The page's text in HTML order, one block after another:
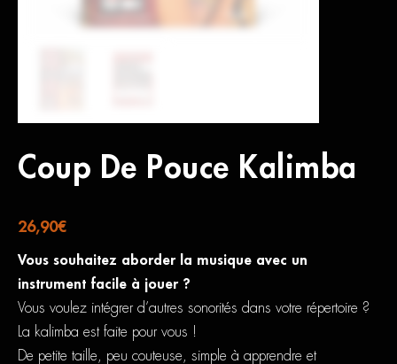
Coup De Pouce Kalimba
26,90€
Vous souhaitez aborder la musique avec un
instrument facile à jouer ?
Vous voulez intégrer d’autres sonorités dans votre répertoire ?
La kalimba est faite pour vous !
De petite taille, peu couteuse, simple à apprendre et